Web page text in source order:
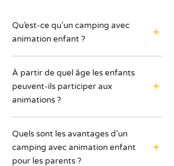
Qu’est-ce qu’un camping avec
animation enfant ?
À partir de quel âge les enfants
peuvent-ils participer aux
animations ?
Quels sont les avantages d’un
camping avec animation enfant
pour les parents ?